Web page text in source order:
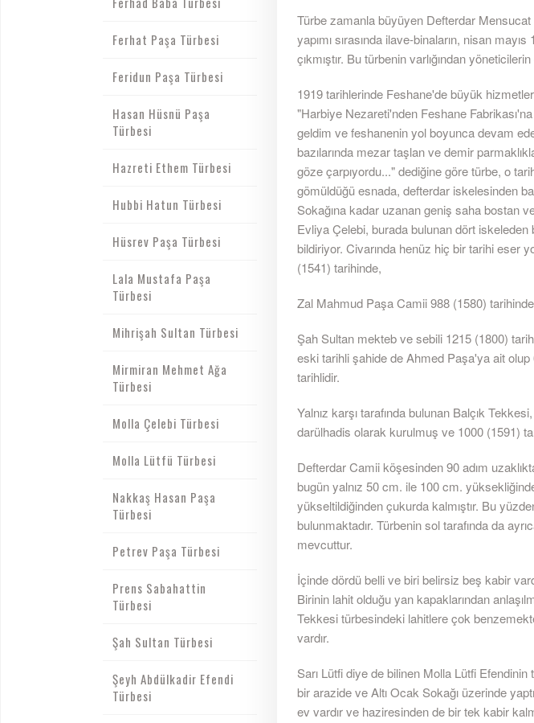
Ferhat Paşa Türbesi
Feridun Paşa Türbesi
Hasan Hüsnü Paşa
Türbesi
Hazreti Ethem Türbesi
Hubbi Hatun Türbesi
Hüsrev Paşa Türbesi
Lala Mustafa Paşa
Türbesi
Mihrişah Sultan Türbesi
Mirmiran Mehmet Ağa
Türbesi
Molla Çelebi Türbesi
Molla Lütfü Türbesi
Nakkaş Hasan Paşa
Türbesi
Petrev Paşa Türbesi
Prens Sabahattin
Türbesi
Şah Sultan Türbesi
Şeyh Abdülkadir Efendi
Türbesi
Türbe zamanla büyüyen Defterdar Mensucat
yapımı sırasında ilave-binaların, nisan
çıkmıştır. Bu türbenin varlığından
1919 tarihlerinde Feshane'de büyük
"Harbiye Nezareti'nden Feshane
geldim ve feshanenin yol boyunca devam
bazılarında mezar taşlan ve demir
göze çarpıyordu..." dediğine göre türbe, o
gömüldüğü esnada, defterdar iskelesinden
Sokağına kadar uzanan geniş saha bostan
Evliya Çelebi, burada bulunan dört iskeleden
bildiriyor. Civarında henüz hiç bir tarihi eser
(1541) tarihinde,
Zal Mahmud Paşa Camii 988 (1580)
Şah Sultan mekteb ve sebili 1215 (1800)
eski tarihli şahide de Ahmed Paşa'ya ait
tarihlidir.
Yalnız karşı tarafında bulunan Balçık
darülhadis olarak kurulmuş ve 1000 (1591)
Defterdar Camii köşesinden 90 adım
bugün yalnız 50 cm. ile 100 cm.
yükseltildiğinden çukurda kalmıştır. Bu
bulunmaktadır. Türbenin sol tarafında da
mevcuttur.
İçinde dördü belli ve biri belirsiz beş kabir
Birinin lahit olduğu yan kapaklarından
Tekkesi türbesindeki lahitlere çok
vardır.
Sarı Lütfi diye de bilinen Molla Lütfi
bir arazide ve Altı Ocak Sokağı üzerinde
ev vardır ve haziresinden de bir tek kabir